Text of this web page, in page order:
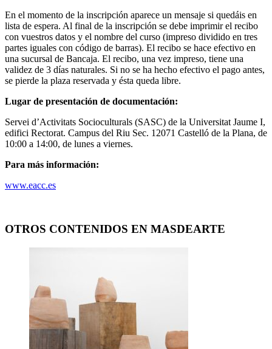
En el momento de la inscripción aparece un mensaje si quedáis en
lista de espera. Al final de la inscripción se debe imprimir el recibo
con vuestros datos y el nombre del curso (impreso dividido en tres
partes iguales con código de barras). El recibo se hace efectivo en
una sucursal de Bancaja. El recibo, una vez impreso, tiene una
validez de 3 días naturales. Si no se ha hecho efectivo el pago antes,
se pierde la plaza reservada y ésta queda libre.
Lugar de presentación de documentación:
Servei d’Activitats Socioculturals (SASC) de la Universitat Jaume I,
edifici Rectorat. Campus del Riu Sec. 12071 Castelló de la Plana, de
10:00 a 14:00, de lunes a viernes.
Para más información:
www.eacc.es
OTROS CONTENIDOS EN MASDEARTE